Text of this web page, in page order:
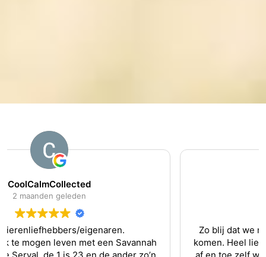
Zo blij dat we met de Siberische kat om de 3mnd
komen. Heel lief en zorgzaam. Hij is zo mak, dat we